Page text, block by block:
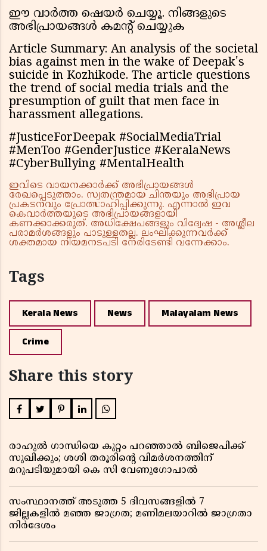
ഈ വാർത്ത ഷെയർ ചെയ്യൂ. നിങ്ങളുടെ
അഭിപ്രായങ്ങൾ കമൻ്റ് ചെയ്യുക
Article Summary: An analysis of the societal
bias against men in the wake of Deepak's
suicide in Kozhikode. The article questions
the trend of social media trials and the
presumption of guilt that men face in
harassment allegations.
#JusticeForDeepak #SocialMediaTrial
#MenToo #GenderJustice #KeralaNews
#CyberBullying #MentalHealth
ഇവിടെ വായനക്കാർക്ക് അഭിപ്രായങ്ങൾ
രേഖപ്പെടുത്താം. സ്വതന്ത്രമായ ചിന്തയും അഭിപ്രായ
പ്രകടനവും പ്രോത്സാഹിപ്പിക്കുന്നു. എന്നാൽ ഇവ
കെവാർത്തയുടെ അഭിപ്രായങ്ങളായി
കണക്കാക്കരുത്. അധിക്ഷേപങ്ങളും വിദ്വേഷ - അശ്ലീല
പരാമർശങ്ങളും പാടുള്ളതല്ല. ലംഘിക്കുന്നവർക്ക്
ശക്തമായ നിയമനടപടി നേരിടേണ്ടി വന്നേക്കാം.
Tags
Kerala News News Malayalam News
Crime
Share this story
രാഹുൽ ഗാന്ധിയെ കുറ്റം പറഞ്ഞാൽ ബിജെപിക്ക്
സുഖിക്കും; ശശി തരൂരിന്റെ വിമർശനത്തിന്
മറുപടിയുമായി കെ സി വേണുഗോപാൽ
സംസ്ഥാനത്ത് അടുത്ത 5 ദിവസങ്ങളിൽ 7
ജില്ലകളിൽ മഞ്ഞ ജാഗ്രത; മണിമലയാറിൽ ജാഗ്രതാ
നിർദേശം